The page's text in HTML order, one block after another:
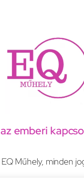
emberi
Műhely, minden